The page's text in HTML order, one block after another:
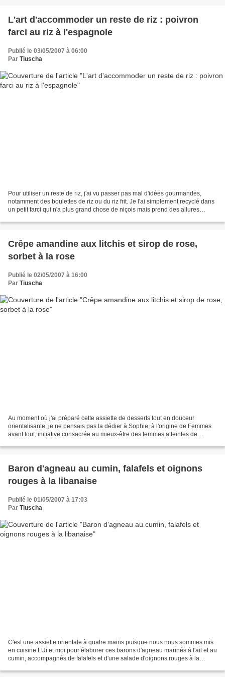
L'art d'accommoder un reste de riz : poivron
farci au riz à l'espagnole
Publié le 03/05/2007 à 06:00
Par Tiuscha
Pour utiliser un reste de riz, j'ai vu passer pas mal d'idées gourmandes,
notamment des boulettes de riz ou du riz frit. Je l'ai simplement recyclé dans
un petit farci qui n'a plus grand chose de niçois mais prend des allures
Crêpe amandine aux litchis et sirop de rose,
sorbet à la rose
Publié le 02/05/2007 à 16:00
Par Tiuscha
Au moment où j'ai préparé cette assiette de desserts tout en douceur
orientalisante, je ne pensais pas la dédier à Sophie, à l'origine de Femmes
avant tout, initiative consacrée au mieux-être des femmes atteintes de
Baron d'agneau au cumin, falafels et oignons
rouges à la libanaise
Publié le 01/05/2007 à 17:03
Par Tiuscha
C'est une assiette orientale à quatre mains puisque nous nous sommes mis
en cuisine LUi et moi pour élaborer ces barons d'agneau marinés à l'ail et au
cumin, accompagnés de falafels et d'une salade d'oignons rouges à la